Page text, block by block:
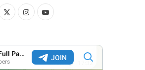
T
I
s
Y
u
T